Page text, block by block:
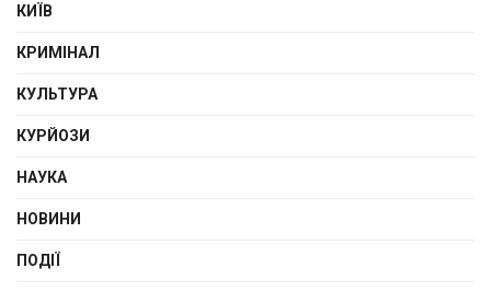
КИЇВ
КРИМІНАЛ
КУЛЬТУРА
КУРЙОЗИ
НАУКА
НОВИНИ
ПОДІЇ